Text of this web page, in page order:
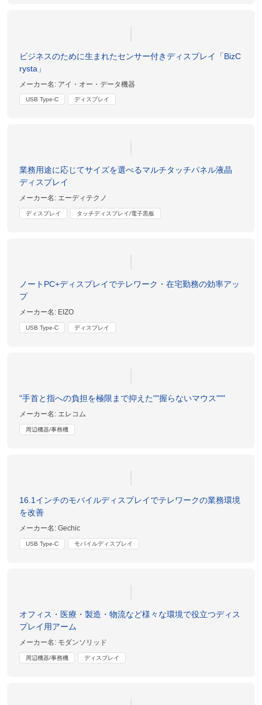
ビジネスのために生まれたセンサー付きディスプレイ「BizC
rysta」
メーカー名: アイ・オー・データ機器
USB Type-C ディスプレイ
業務用途に応じてサイズを選べるマルチタッチパネル液晶
ディスプレイ
メーカー名: エーディテクノ
ディスプレイ タッチディスプレイ/電子黒板
ノートPC+ディスプレイでテレワーク・在宅勤務の効率アッ
プ
メーカー名: EIZO
USB Type-C ディスプレイ
"手首と指への負担を極限まで抑えた""握らないマウス"""
メーカー名: エレコム
周辺機器/事務機
16.1インチのモバイルディスプレイでテレワークの業務環境
を改善
メーカー名:Gechic
USB Type-C モバイルディスプレイ
オフィス・医療・製造・物流など様々な環境で役立つディス
プレイ用アーム
メーカー名: モダンソリッド
周辺機器/事務機 ディスプレイ